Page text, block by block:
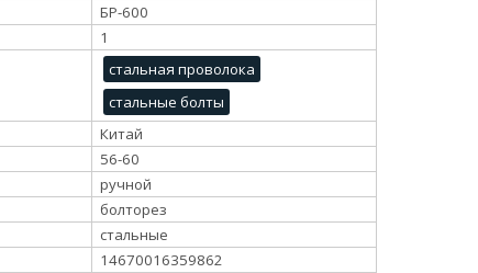
БР-600
1
стальная проволока
стальные болты
Китай
56-60
ручной
болторез
стальные
14670016359862